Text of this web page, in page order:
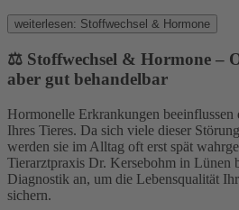
weiterlesen: Stoffwechsel & Hormone
⚖️ Stoffwechsel & Hormone –
aber gut behandelbar
Hormonelle Erkrankungen beeinflussen
Ihres Tieres. Da sich viele dieser
werden sie im Alltag oft erst spät
Tierarztpraxis Dr. Kersebohm in Lünen
Diagnostik an, um die Lebensqualität
sichern.